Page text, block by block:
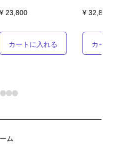
¥ 23,800
カートに入れる
¥ 32,800
カート
3 4
ム